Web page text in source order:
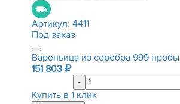
Артикул: 4411
Под заказ
Вареньица из серебра 999 пробы
151 803
-
Купить в 1 клик